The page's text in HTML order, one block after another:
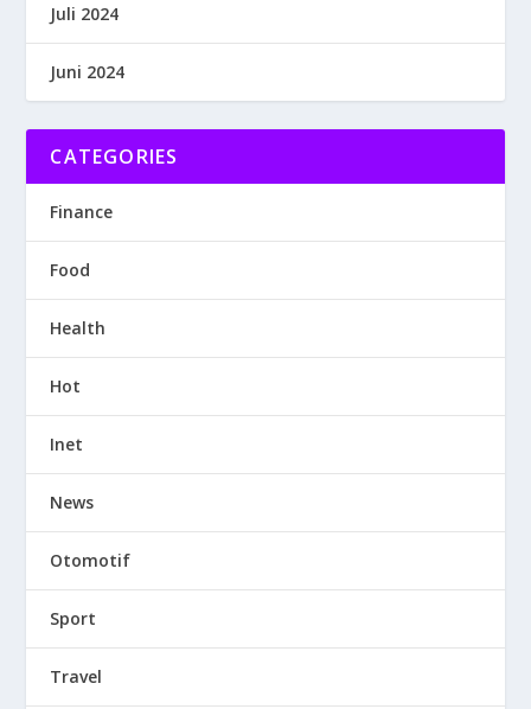
Juli 2024
Juni 2024
CATEGORIES
Finance
Food
Health
Hot
Inet
News
Otomotif
Sport
Travel